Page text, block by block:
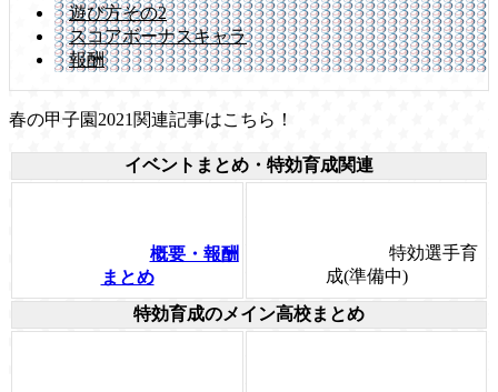
遊び方その2
スコアボーナスキャラ
報酬
春の甲子園2021関連記事はこちら！
イベントまとめ・特効育成関連
概要・報酬
まとめ
特効選手育
成(準備中)
特効育成のメイン高校まとめ